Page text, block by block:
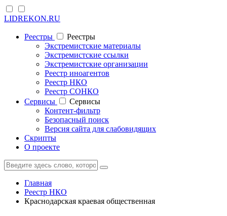
LIDREKON.RU
Реестры
Реестры
Экстремистские материалы
Экстремистские ссылки
Экстремистские организации
Реестр иноагентов
Реестр НКО
Реестр СОНКО
Cервисы
Cервисы
Контент-фильтр
Безопасный поиск
Версия сайта для слабовидящих
Скрипты
О проекте
Главная
Реестр НКО
Краснодарская краевая общественная